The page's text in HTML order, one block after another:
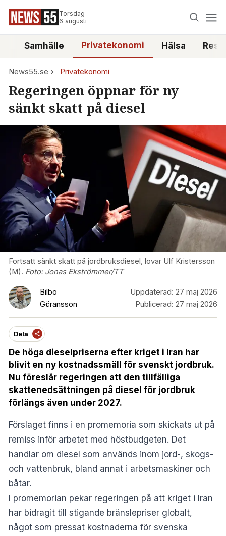
Torsdag
6 augusti
Samhälle Privatekonomi Hälsa
News55.se Privatekonomi
Regeringen öppnar för ny
sänkt skatt på diesel
Fortsatt sänkt skatt på jordbruksdiesel, lovar Ulf Kristersson
(M). Foto: Jonas Ekströmmer/TT
Bilbo
Göransson
Uppdaterad: 27 maj 2026
Publicerad: 27 maj 2026
Dela
De höga dieselpriserna efter kriget i Iran har
blivit en ny kostnadssmäll för svenskt jordbruk.
Nu föreslår regeringen att den tillfälliga
skattenedsättningen på diesel för jordbruk
förlängs även under 2027.
Förslaget finns i en promemoria som skickats ut på
remiss inför arbetet med höstbudgeten. Det
handlar om diesel som används inom jord-, skogs-
och vattenbruk, bland annat i arbetsmaskiner och
båtar.
I promemorian pekar regeringen på att kriget i Iran
har bidragit till stigande bränslepriser globalt,
något som pressat kostnaderna för svenska